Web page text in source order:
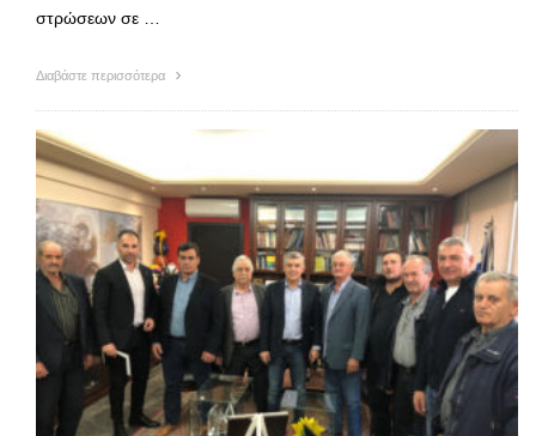
στρώσεων σε …
Διαβάστε περισσότερα